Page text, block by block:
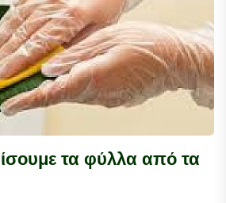
τα φύλλα από τα